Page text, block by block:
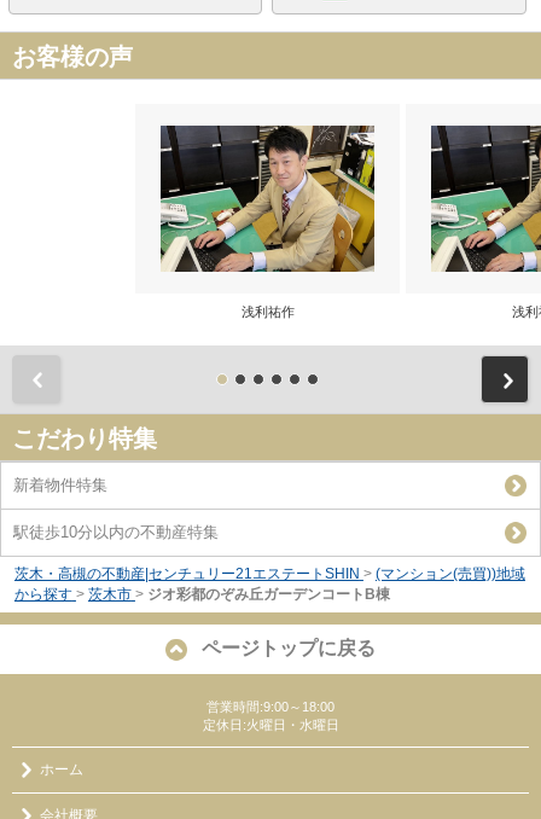
お客様の声
浅利祐作 浅利
こだわり特集
新着物件特集
駅徒歩10分以内の不動産特集
茨木・高槻の不動産|センチュリー21エステートSHIN > (マンション(売買))地域
から探す > 茨木市 > ジオ彩都のぞみ丘ガーデンコートB棟
ページトップに戻る
営業時間:9:00～18:00
定休日:火曜日・水曜日
ホーム